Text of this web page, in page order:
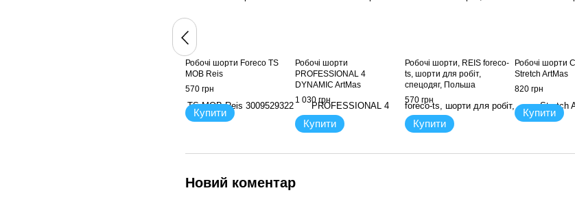
Робочі шорти Foreco TS
MOB Reis
570 грн
Купити
Робочі шорти
PROFESSIONAL 4
DYNAMIC ArtMas
1 030 грн
Купити
Робочі шорти, REIS foreco-
ts, шорти для робіт,
спецодяг, Польша
570 грн
Купити
Робочі шорти
Stretch ArtMas
820 грн
Купити
Новий коментар